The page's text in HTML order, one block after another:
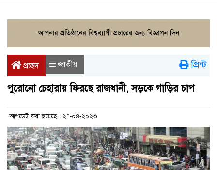
প্রচ্ছদ জাতীয় প্রিন্ট
পুরোনো চেহারায় ফিরছে রাজধানী, সড়কে গাড়ির চাপ
আপডেট করা হয়েছে : ২৭-০৪-২০২৩